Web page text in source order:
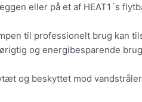
eller på et af HEAT1´s
til professionelt brug kan
og energibesparende
og beskyttet mod